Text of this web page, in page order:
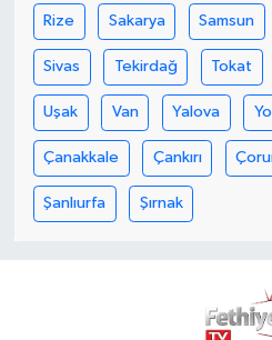
Rize Sakarya Samsun
Sivas Tekirdağ Tokat
Uşak Van Yalova
Çanakkale Çankırı
Şanlıurfa Şırnak